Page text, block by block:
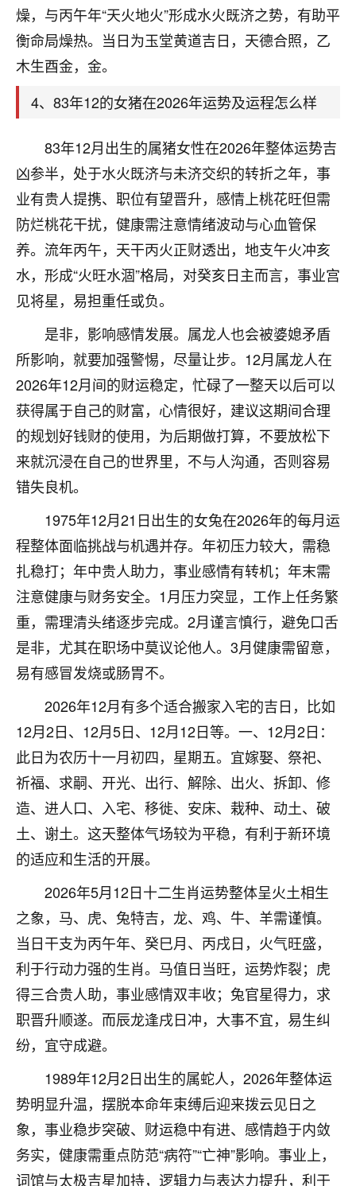
燥，与丙午年“天火地火”形成水火既济之势，有助平
衡命局燥热。当日为玉堂黄道吉日，天德合照，乙
木生酉金，金。
4、83年12的女猪在2026年运势及运程怎么样
83年12月出生的属猪女性在2026年整体运势吉
凶参半，处于水火既济与未济交织的转折之年，事
业有贵人提携、职位有望晋升，感情上桃花旺但需
防烂桃花干扰，健康需注意情绪波动与心血管保
养。流年丙午，天干丙火正财透出，地支午火冲亥
水，形成“火旺水涸”格局，对癸亥日主而言，事业宫
见将星，易担重任或负。
是非，影响感情发展。属龙人也会被婆媳矛盾
所影响，就要加强警惕，尽量让步。12月属龙人在
2026年12月间的财运稳定，忙碌了一整天以后可以
获得属于自己的财富，心情很好，建议这期间合理
的规划好钱财的使用，为后期做打算，不要放松下
来就沉浸在自己的世界里，不与人沟通，否则容易
错失良机。
1975年12月21日出生的女兔在2026年的每月运
程整体面临挑战与机遇并存。年初压力较大，需稳
扎稳打；年中贵人助力，事业感情有转机；年末需
注意健康与财务安全。1月压力突显，工作上任务繁
重，需理清头绪逐步完成。2月谨言慎行，避免口舌
是非，尤其在职场中莫议论他人。3月健康需留意，
易有感冒发烧或肠胃不。
2026年12月有多个适合搬家入宅的吉日，比如
12月2日、12月5日、12月12日等。一、12月2日：
此日为农历十一月初四，星期五。宜嫁娶、祭祀、
祈福、求嗣、开光、出行、解除、出火、拆卸、修
造、进人口、入宅、移徙、安床、栽种、动土、破
土、谢土。这天整体气场较为平稳，有利于新环境
的适应和生活的开展。
2026年5月12日十二生肖运势整体呈火土相生
之象，马、虎、兔特吉，龙、鸡、牛、羊需谨慎。
当日干支为丙午年、癸巳月、丙戌日，火气旺盛，
利于行动力强的生肖。马值日当旺，运势炸裂；虎
得三合贵人助，事业感情双丰收；兔官星得力，求
职晋升顺遂。而辰龙逢戌日冲，大事不宜，易生纠
纷，宜守成避。
1989年12月2日出生的属蛇人，2026年整体运
势明显升温，摆脱本命年束缚后迎来拨云见日之
象，事业稳步突破、财运稳中有进、感情趋于内敛
务实，健康需重点防范“病符”“亡神”影响。事业上，
词馆与太极吉星加持，逻辑力与表达力提升，利于
鹿森：你可以找老师看看，人有时不服命不行
啊！
太阳当空赵
是我从找店开始都是找慧来老师跟进的，选
址、风水、还有开业日子，哪哪都看了，虽然
刚找老师做了补财库，希望财运更好一点！
2小时前 来自海南 18
梦醒时分
我女儿高二叛逆，大半年不上学，一说她就要死要活
的，把我们两口子愁的不行，朋友给我推荐的慧来老
师，一开始我是病急乱投医，这半年来，法事一个个
做完，我女儿跟变了个人一样，不期望她能考多好的
大学，只要能安安稳稳的把书读了，身体心理都健健
康康的我就很知足了！
鹿森：可怜天下父母心啊！
3小时前 来自河北 16
付深
我是公司人事调整，有升迁机会，但同时竞争的我们
三个，找老师的时候是抱着侥幸心理，没想到老师看
着我晋升有望，我半信半疑的按照老师建议，做了化
太岁还有一个发钱粮，本来年前的人事调整，拖到年
后，我以为都没戏了，结果开年一上班，开会提拔升
职第一个就是我，职务无所谓，主要是底薪加了
3000，非常开心，无论如何，感恩感谢！🙏🏻
鹿森：恭喜升职加薪！！，请客吗？�
12小时前 来自北京 32
心心相印
我身体不太好，总是病病殃殃的，去检查又没什么大
问题，反正就是不舒服。中医西医看遍了，找不到问
题，后来无意中看到有人推荐慧来老师，跟老师聊过
之后，心情豁然开朗，也听老师建议，处理了一些因
果问题。今年以来，身体比以前好多，主要是心情好
了，老师说境随心转，现在深有体会了。
鹿森
：是的，其实跟老师聊过之后，最大的感
触，首先就是心态会变好，万般皆是命，半点
不由人！
1天前 来自四川 9
金白水清
我也想找老师看看，有没有人给个联系方式的啊？
鹿森：慧来老师微信：gjsy0624
1天前 来自江西 12
我也想要，我也想要！
2天前 来自山西 15
Jessica李
老师做不做超度法事？我想给我奶奶做超度，她今年